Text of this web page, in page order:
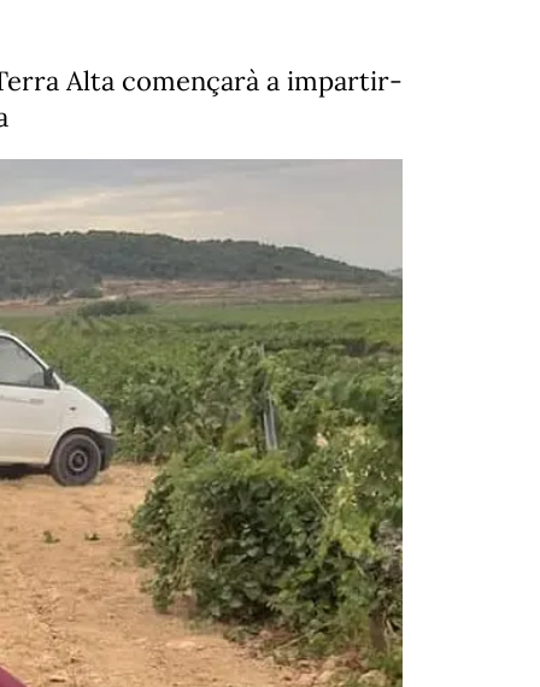
Alta començarà a impartir-